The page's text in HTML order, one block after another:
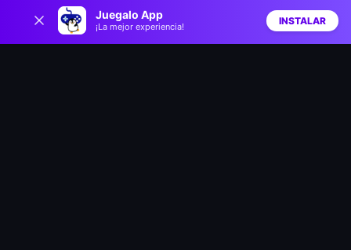
Juegalo App
¡La mejor experiencia!
INSTALAR
Gastro Town Zombie Lab Escape